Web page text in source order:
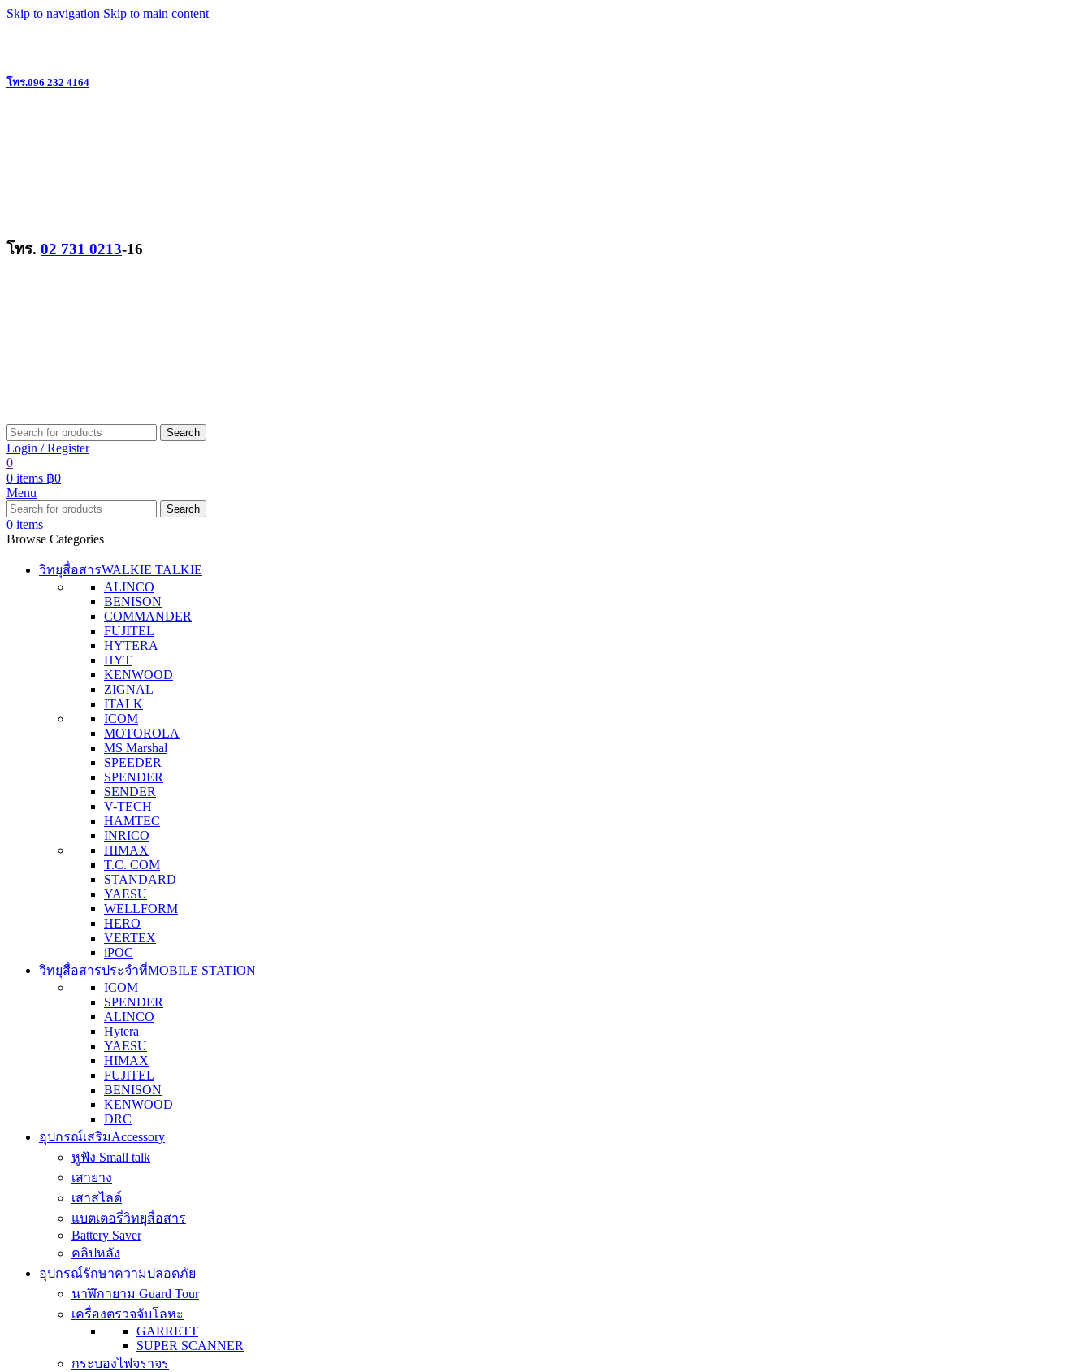
Skip to navigation Skip to main content
โทร.096 232 4164
โทร. 02 731 0213-16
Search
Login / Register
0
0 items ฿0
Menu
Search
0 items
Browse Categories
วิทยุสื่อสารWALKIE TALKIE
ALINCO
BENISON
COMMANDER
FUJITEL
HYTERA
HYT
KENWOOD
ZIGNAL
ITALK
ICOM
MOTOROLA
MS Marshal
SPEEDER
SPENDER
SENDER
V-TECH
HAMTEC
INRICO
HIMAX
T.C. COM
STANDARD
YAESU
WELLFORM
HERO
VERTEX
iPOC
วิทยุสื่อสารประจำที่MOBILE STATION
ICOM
SPENDER
ALINCO
Hytera
YAESU
HIMAX
FUJITEL
BENISON
KENWOOD
DRC
อุปกรณ์เสริมAccessory
หูฟัง Small talk
เสายาง
เสาสไลด์
แบตเตอรี่วิทยุสื่อสาร
Battery Saver
คลิปหลัง
อุปกรณ์รักษาความปลอดภัย
นาฬิกายาม Guard Tour
เครื่องตรวจจับโลหะ
GARRETT
SUPER SCANNER
กระบองไฟจราจร